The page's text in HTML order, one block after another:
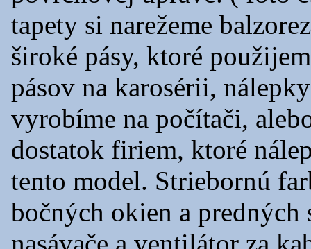
tapety si narežeme
široké pásy, ktoré
pásov na karosérii,
vyrobíme na počítači,
dostatok firiem, ktoré
tento model. Striebornú
bočných okien a